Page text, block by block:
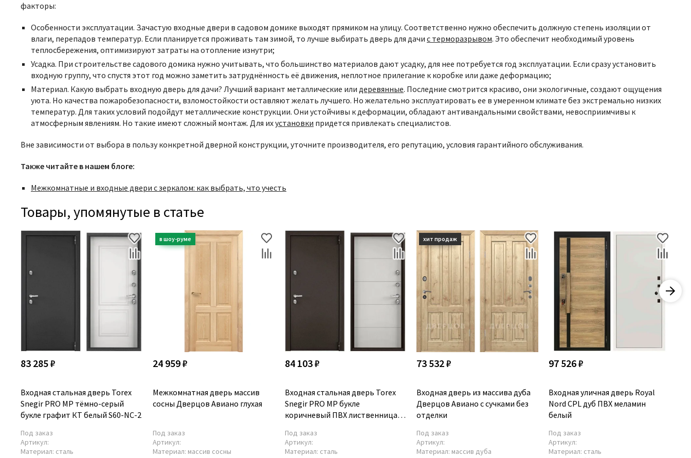
факторы:
Особенности эксплуатации. Зачастую входные двери в садовом домике выходят прямиком на улицу. Соответственно нужно обеспечить должную степень изоляции от
влаги, перепадов температур. Если планируется проживать там зимой, то лучше выбирать дверь для дачи с терморазрывом. Это обеспечит необходимый уровень
теплосбережения, оптимизируют затраты на отопление изнутри;
Усадка. При строительстве садового домика нужно учитывать, что большинство материалов дают усадку, для нее потребуется год эксплуатации. Если сразу установить
входную группу, что спустя этот год можно заметить затруднённость её движения, неплотное прилегание к коробке или даже деформацию;
Материал. Какую выбрать входную дверь для дачи? Лучший вариант металлические или деревянные. Последние смотрится красиво, они экологичные, создают ощущения
уюта. Но качества пожаробезопасности, взломостойкости оставляют желать лучшего. Но желательно эксплуатировать ее в умеренном климате без экстремально низких
температур. Для таких условий подойдут металлические конструкции. Они устойчивы к деформации, обладают антивандальными свойствами, невосприимчивы к
атмосферным явлениям. Но такие имеют сложный монтаж. Для ихустановки придется привлекать специалистов.
Вне зависимости от выбора в пользу конкретной дверной конструкции, уточните производителя, его репутацию, условия гарантийного обслуживания.
Также читайте в нашем блоге:
Межкомнатные и входные двери с зеркалом: как выбрать, что учесть
Товары, упомянутые в статье
83 285 ₽
Входная стальная дверь Torex
Snegir PRO MP тёмно-серый
букле графит КТ белый S60-NC-2
Под заказ
Артикул:
Материал: сталь
24 959 ₽
Межкомнатная дверь массив
сосны Дверцов Авиано глухая
Под заказ
Артикул:
Материал: массив сосны
84 103 ₽
Входная стальная дверь Torex
Snegir PRO MP букле
коричневый ПВХ лиственница
Под заказ
Артикул:
Материал: сталь
73 532 ₽
Входная дверь из массива дуба
Дверцов Авиано с сучками без
отделки
Под заказ
Артикул:
Материал: массив дуба
97 526 ₽
Входная уличная дверь Royal
Nord CPL дуб ПВХ меламин
белый
Под заказ
Артикул:
Материал: сталь